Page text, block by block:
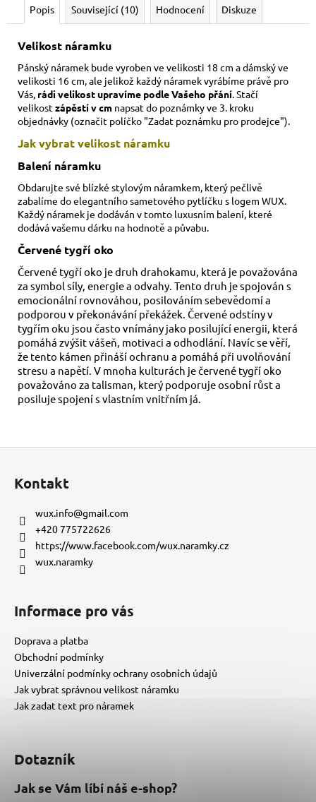
Popis Související (10) Hodnocení Diskuze
Velikost náramku
Pánský náramek bude vyroben ve velikosti 18 cm a dámský ve
velikosti 16 cm, ale jelikož každý náramek vyrábíme právě pro
Vás, rádi velikost upravíme podle Vašeho přání . Stačí
velikostzápěstí v cm napsat do poznámky ve 3. kroku
objednávky (označit políčko "Zadat poznámku pro prodejce").
Jak vybrat velikost náramku
Balení náramku
Obdarujte své blízké stylovým náramkem, který pečlivě
zabalíme do elegantního sametového pytlíčku s logem WUX.
Každý náramek je dodáván v tomto luxusním balení, které
dodává vašemu dárku na hodnotě a půvabu.
Červené tygří oko
Červené tygří oko je druh drahokamu, která je považována
za symbol síly, energie a odvahy. Tento druh je spojován s
emocionální rovnováhou, posilováním sebevědomí a
podporou v překonávání překážek. Červené odstíny v
tygřím oku jsou často vnímány jako posilující energii, která
pomáhá zvýšit vášeň, motivaci a odhodlání. Navíc se věří,
že tento kámen přináší ochranu a pomáhá při uvolňování
stresu a napětí. V mnoha kulturách je červené tygří oko
považováno za talisman, který podporuje osobní růst a
posiluje spojení s vlastním vnitřním já.
Kontakt
wux.info@gmail.com
+420 775722626
https://www.facebook.com/wux.naramky.cz
wux.naramky
Informace pro vás
Doprava a platba
Obchodní podmínky
Univerzální podmínky ochrany osobních údajů
Jak vybrat správnou velikost náramku
Jak zadat text pro náramek
Dotazník
Jak se Vám líbí náš e-shop?